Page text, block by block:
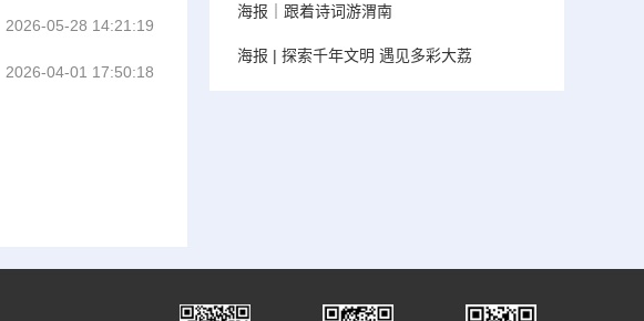
2026-05-28 14:21:19
2026-04-01 17:50:18
海报｜跟着诗词游渭南
海报 | 探索千年文明 遇见多彩大荔